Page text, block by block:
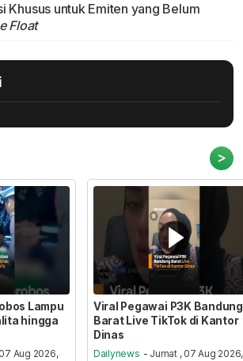
Khusus untuk Emiten yang Belum
Float
>
Lampu
hingga
Aug 2026,
Viral Pegawai P3K Bandung
Barat Live TikTok di Kantor
Dinas
Dailynews - Jumat , 07 Aug 2026,